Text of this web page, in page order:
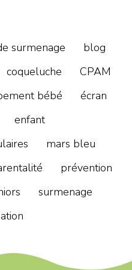
surmenage
blog
coqueluche
CPAM
bébé
écran
enfant
mars bleu
prévention
surmenage